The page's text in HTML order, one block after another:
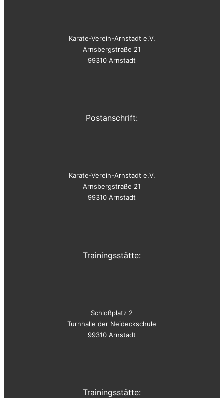
Karate-Verein-Arnstadt e.V.
Arnsbergstraße 21
99310 Arnstadt
Postanschrift:
Karate-Verein-Arnstadt e.V.
Arnsbergstraße 21
99310 Arnstadt
Trainingsstätte:
Schloßplatz 2
Turnhalle der Neideckschule
99310 Arnstadt
Trainingsstätte: